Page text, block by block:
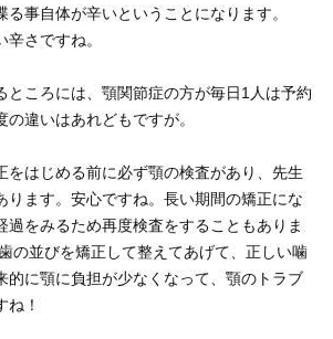
事自体が辛いということになります。
さですね。
ところには、顎関節症の方が毎日1人は予約
違いはあれどもですが。
をはじめる前に必ず顎の検査があり、先生
ります。安心ですね。長い期間の矯正にな
過をみるため再度検査をすることもありま
の並びを矯正して整えてあげて、正しい噛
的に顎に負担が少なくなって、顎のトラブ
ね！